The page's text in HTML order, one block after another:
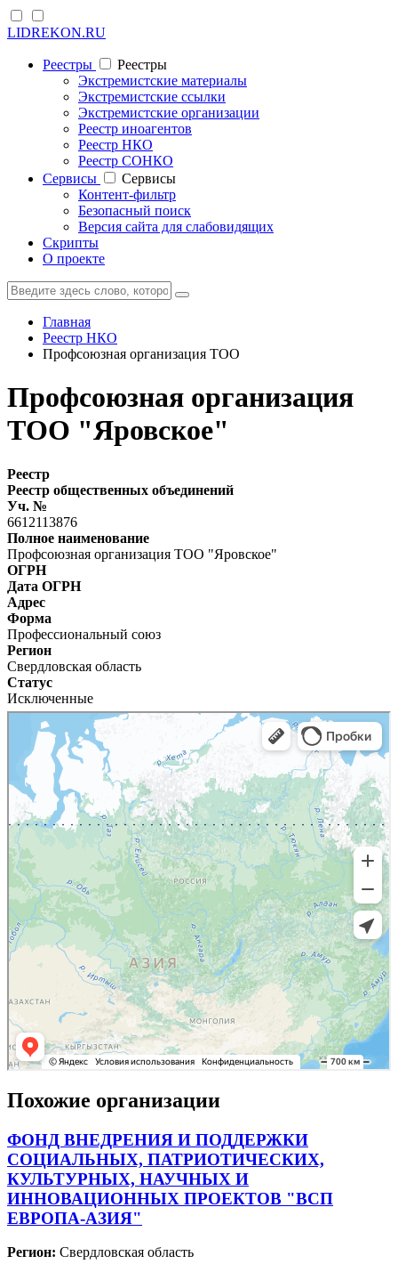
LIDREKON.RU
Реестры
Реестры
Экстремистские материалы
Экстремистские ссылки
Экстремистские организации
Реестр иноагентов
Реестр НКО
Реестр СОНКО
Cервисы
Cервисы
Контент-фильтр
Безопасный поиск
Версия сайта для слабовидящих
Скрипты
О проекте
Главная
Реестр НКО
Профсоюзная организация ТОО
Профсоюзная организация
ТОО "Яровское"
Реестр
Реестр общественных объединений
Уч. №
6612113876
Полное наименование
Профсоюзная организация ТОО "Яровское"
ОГРН
Дата ОГРН
Адрес
Форма
Профессиональный союз
Регион
Свердловская область
Статус
Исключенные
Похожие организации
ФОНД ВНЕДРЕНИЯ И ПОДДЕРЖКИ
СОЦИАЛЬНЫХ, ПАТРИОТИЧЕСКИХ,
КУЛЬТУРНЫХ, НАУЧНЫХ И
ИННОВАЦИОННЫХ ПРОЕКТОВ "ВСП
ЕВРОПА-АЗИЯ"
Регион: Свердловская область